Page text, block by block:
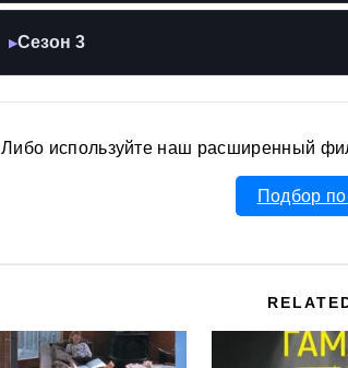
▶Сезон 3
Либо используйте наш расширенный
Подбор